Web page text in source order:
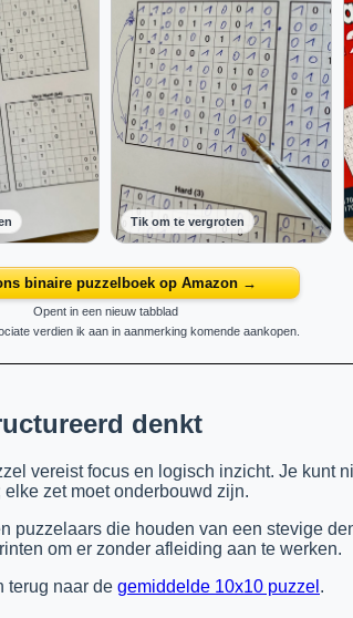
Tik om te vergroten
binaire puzzelboek op Amazon →
Opent in een nieuw tabblad
verdien ik aan in aanmerking komende aankopen.
denkt
vereist focus en logisch inzicht. Je kunt
zet moet onderbouwd zijn.
puzzelaars die houden van een stevige
om er zonder afleiding aan te werken.
terug naar de gemiddelde 10x10 puzzel .